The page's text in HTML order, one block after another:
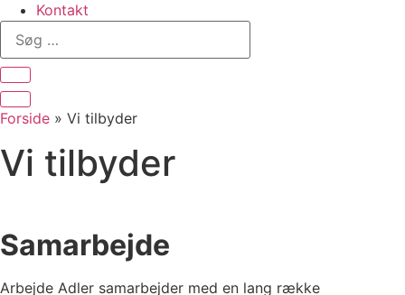
Kontakt
Søg
Forside » Vi tilbyder
Vi tilbyder
Samarbejde
Arbejde Adler samarbejder med en lang række